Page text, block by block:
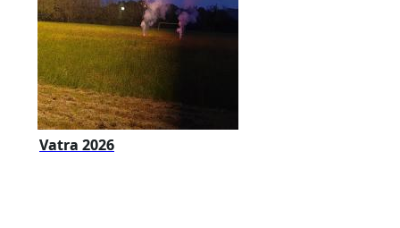
Vatra 2026